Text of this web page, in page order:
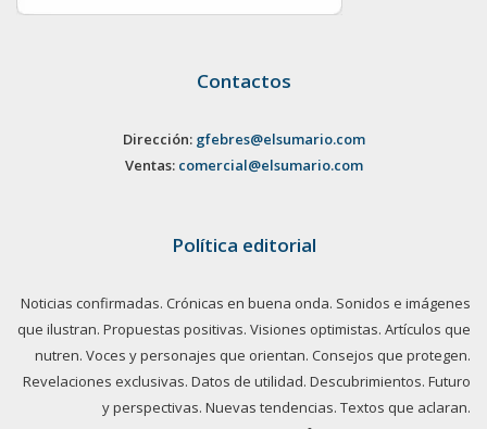
Contactos
Dirección: gfebres@elsumario.com
Ventas: comercial@elsumario.com
Política editorial
Noticias confirmadas. Crónicas en buena onda. Sonidos e imágenes
que ilustran. Propuestas positivas. Visiones optimistas. Artículos que
nutren. Voces y personajes que orientan. Consejos que protegen.
Revelaciones exclusivas. Datos de utilidad. Descubrimientos. Futuro
y perspectivas. Nuevas tendencias. Textos que aclaran.